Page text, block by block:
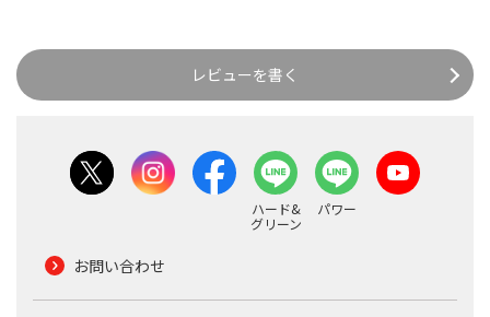
レビューを書く
ハード&
グリーン
パワー
お問い合わせ